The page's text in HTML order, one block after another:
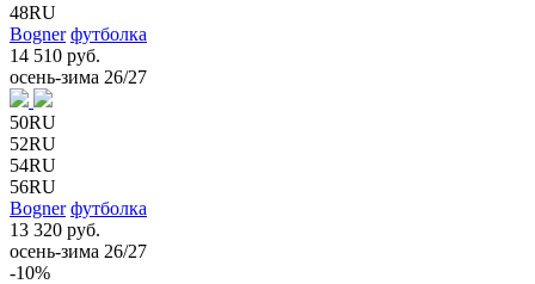
48RU
Bogner футболка
14 510 руб.
осень-зима 26/27
50RU
52RU
54RU
56RU
Bogner футболка
13 320 руб.
осень-зима 26/27
-10%